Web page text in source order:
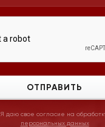
ОТПРАВИТЬ
Я даю свое согласие на
персональных данных